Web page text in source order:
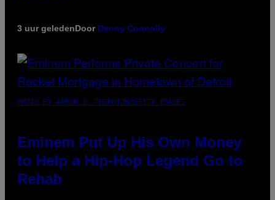
3 uur geledenDoor Denny Connolly
PHOTO BY AARON J. THORNTON/GETTY IMAGES
Eminem Put Up His Own Money
to Help a Hip-Hop Legend Go to
Rehab